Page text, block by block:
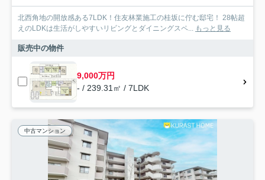
北西角地の開放感ある7LDK！住友林業施工の桂坂に佇む邸宅！ 28帖超
えのLDKは生活がしやすいリビングとダイニングスペ...
もっと見る
販売中の物件
9,000万円
- / 239.31㎡ / 7LDK
中古マンション